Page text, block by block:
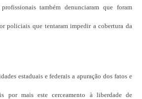
também denunciaram que foram
policiais que tentaram impedir a cobertura da
estaduais e federais a apuração dos fatos e
por mais este cerceamento à liberdade de